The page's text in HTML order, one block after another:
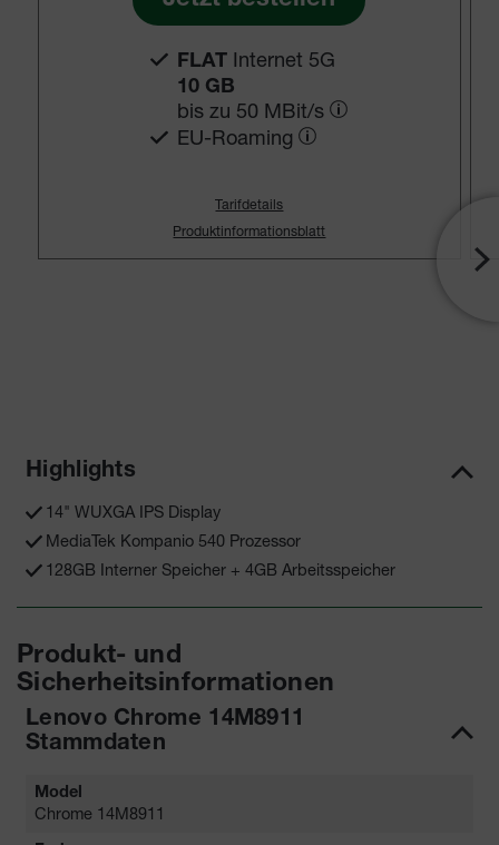
FLAT Internet 5G
10 GB
bis zu 50 MBit/s
EU-Roaming
Tarifdetails
Produktinformationsblatt
Highlights
14" WUXGA IPS Display
MediaTek Kompanio 540 Prozessor
128GB Interner Speicher + 4GB Arbeitsspeicher
Produkt- und
Sicherheitsinformationen
Lenovo Chrome 14M8911
Stammdaten
Model
Chrome 14M8911